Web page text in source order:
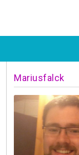
Mariusfalck